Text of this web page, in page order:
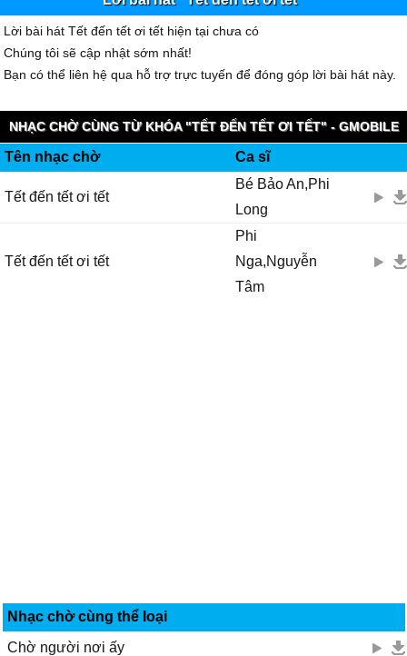
Lời bài hát Tết đến tết ơi tết hiện tại chưa có
Chúng tôi sẽ cập nhật sớm nhất!
Bạn có thể liên hệ qua hỗ trợ trực tuyến để đóng góp lời bài hát này.
NHẠC CHỜ CÙNG TỪ KHÓA "TẾT ĐẾN TẾT ƠI TẾT" - GMOBILE
KOOLRING
Tên nhạc chờ Ca sĩ
Tết đến tết ơi tết
Bé Bảo An,Phi
Long
Tết đến tết ơi tết
Phi
Nga,Nguyễn
Tâm
Nhạc chờ cùng thể loại
Chờ người nơi ấy